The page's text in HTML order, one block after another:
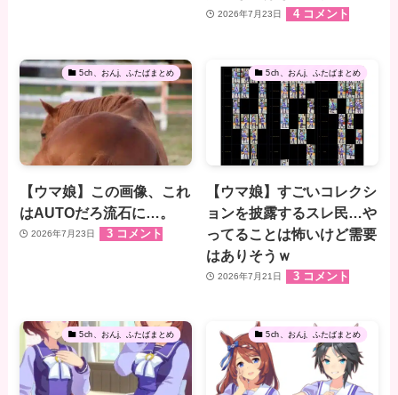
2026年7月23日 4 コメント
5ch、おんj、ふたばまとめ
【ウマ娘】この画像、これ
はAUTOだろ流石に…。
2026年7月23日 3 コメント
5ch、おんj、ふたばまとめ
【ウマ娘】すごいコレクシ
ョンを披露するスレ民…や
ってることは怖いけど需要
はありそうｗ
2026年7月21日 3 コメント
5ch、おんj、ふたばまとめ 5ch、おんj、ふたばまとめ